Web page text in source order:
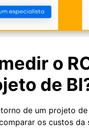
o
de
de um projeto de
os custos da